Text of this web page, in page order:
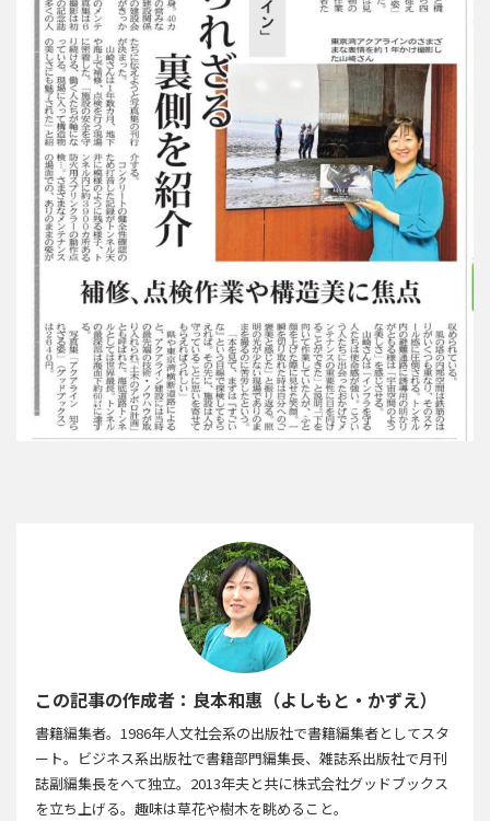
この記事の作成者：良本和惠（よしもと・かずえ）
書籍編集者。1986年人文社会系の出版社で書籍編集者としてスタ
ート。ビジネス系出版社で書籍部門編集長、雑誌系出版社で月刊
誌副編集長をへて独立。2013年夫と共に株式会社グッドブックス
を立ち上げる。趣味は草花や樹木を眺めること。